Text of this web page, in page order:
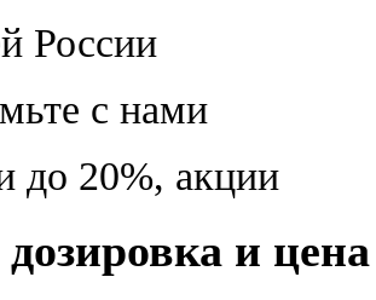
России
с нами
до 20%, акции
и